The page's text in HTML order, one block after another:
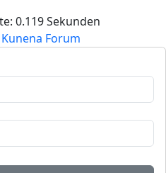
0.119 Sekunden
Kunena Forum